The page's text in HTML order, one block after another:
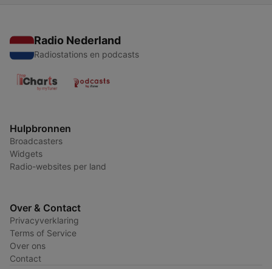
Radio Nederland
Radiostations en podcasts
Hulpbronnen
Broadcasters
Widgets
Radio-websites per land
Over & Contact
Privacyverklaring
Terms of Service
Over ons
Contact